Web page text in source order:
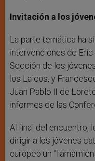
Invitación a los
La parte temática ha
intervenciones de
Sección de los
los Laicos, y
Juan Pablo II de
informes de las
Al final del encuentro,
dirigir a los jóvenes
europeo un